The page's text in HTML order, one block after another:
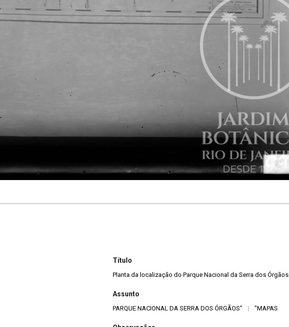
Título
Planta da localização do Parque Nacional da Serra dos Órgãos
Assunto
PARQUE NACIONAL DA SERRA DOS ÓRGÃOS" | "MAPAS